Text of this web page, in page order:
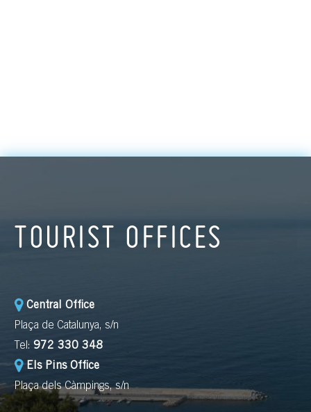
TOURIST OFFICES
Central Office
Plaça de Catalunya, s/n
Tel: 972 330 348
Els Pins Office
Plaça dels Càmpings, s/n